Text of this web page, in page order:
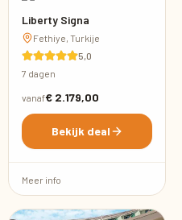
Liberty Signa
Fethiye, Turkije
5,0
7 dagen
vanaf€ 2.179,00
Bekijk deal
Meer info